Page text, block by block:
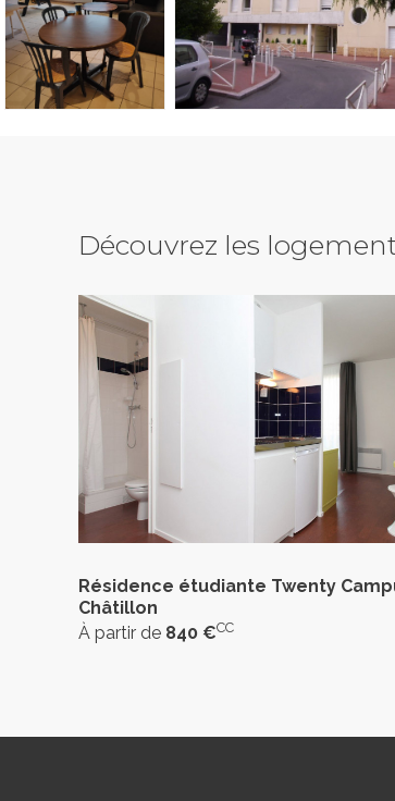
Découvrez les
Résidence étudiante Twenty
Châtillon
À partir de 840 €CC